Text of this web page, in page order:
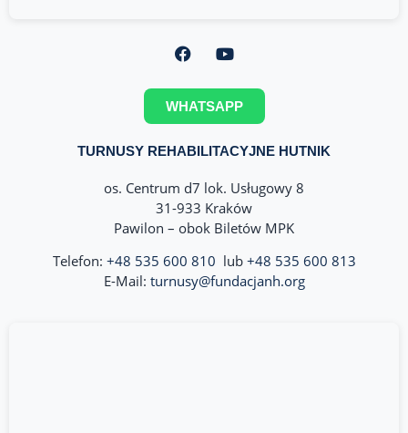
WHATSAPP
TURNUSY REHABILITACYJNE HUTNIK
os. Centrum d7 lok. Usługowy 8
31-933 Kraków
Pawilon – obok Biletów MPK
Telefon: +48 535 600 810 lub +48 535 600 813
E-Mail: turnusy@fundacjanh.org